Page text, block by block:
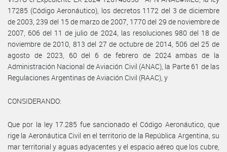
17285 (Código Aeronáutico), los decretos 1172 del 3 de diciembre
de 2003, 239 del 15 de marzo de 2007, 1770 del 29 de noviembre de
2007, 606 del 11 de julio de 2024, las resoluciones 980 del 18 de
noviembre de 2010, 813 del 27 de octubre de 2014, 506 del 25 de
agosto de 2023, 60 del 6 de febrero de 2024 ambas de la
Administración Nacional de Aviación Civil (ANAC), la Parte 61 de las
Regulaciones Argentinas de Aviación Civil (RAAC), y
CONSIDERANDO:
Que por la ley 17.285 fue sancionado el Código Aeronáutico, que
rige la Aeronáutica Civil en el territorio de la República Argentina, su
mar territorial y aguas adyacentes y el espacio aéreo que los cubre,